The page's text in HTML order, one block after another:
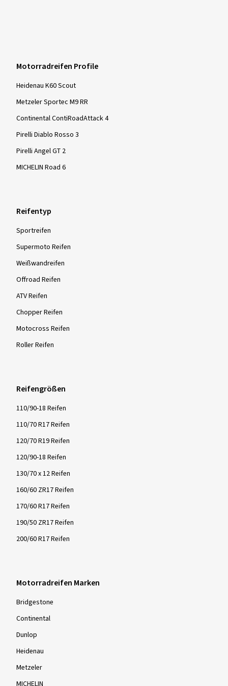
Motorradreifen Profile
Heidenau K60 Scout
Metzeler Sportec M9 RR
Continental ContiRoadAttack 4
Pirelli Diablo Rosso 3
Pirelli Angel GT 2
MICHELIN Road 6
Reifentyp
Sportreifen
Supermoto Reifen
Weißwandreifen
Offroad Reifen
ATV Reifen
Chopper Reifen
Motocross Reifen
Roller Reifen
Reifengrößen
110/90-18 Reifen
110/70 R17 Reifen
120/70 R19 Reifen
120/90-18 Reifen
130/70 x 12 Reifen
160/60 ZR17 Reifen
170/60 R17 Reifen
190/50 ZR17 Reifen
200/60 R17 Reifen
Motorradreifen Marken
Bridgestone
Continental
Dunlop
Heidenau
Metzeler
MICHELIN